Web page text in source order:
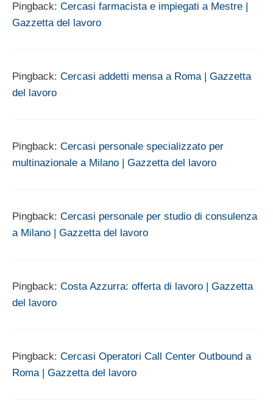
Pingback: Cercasi farmacista e impiegati a Mestre |
Gazzetta del lavoro
Pingback: Cercasi addetti mensa a Roma | Gazzetta
del lavoro
Pingback: Cercasi personale specializzato per
multinazionale a Milano | Gazzetta del lavoro
Pingback: Cercasi personale per studio di consulenza
a Milano | Gazzetta del lavoro
Pingback: Costa Azzurra: offerta di lavoro | Gazzetta
del lavoro
Pingback: Cercasi Operatori Call Center Outbound a
Roma | Gazzetta del lavoro